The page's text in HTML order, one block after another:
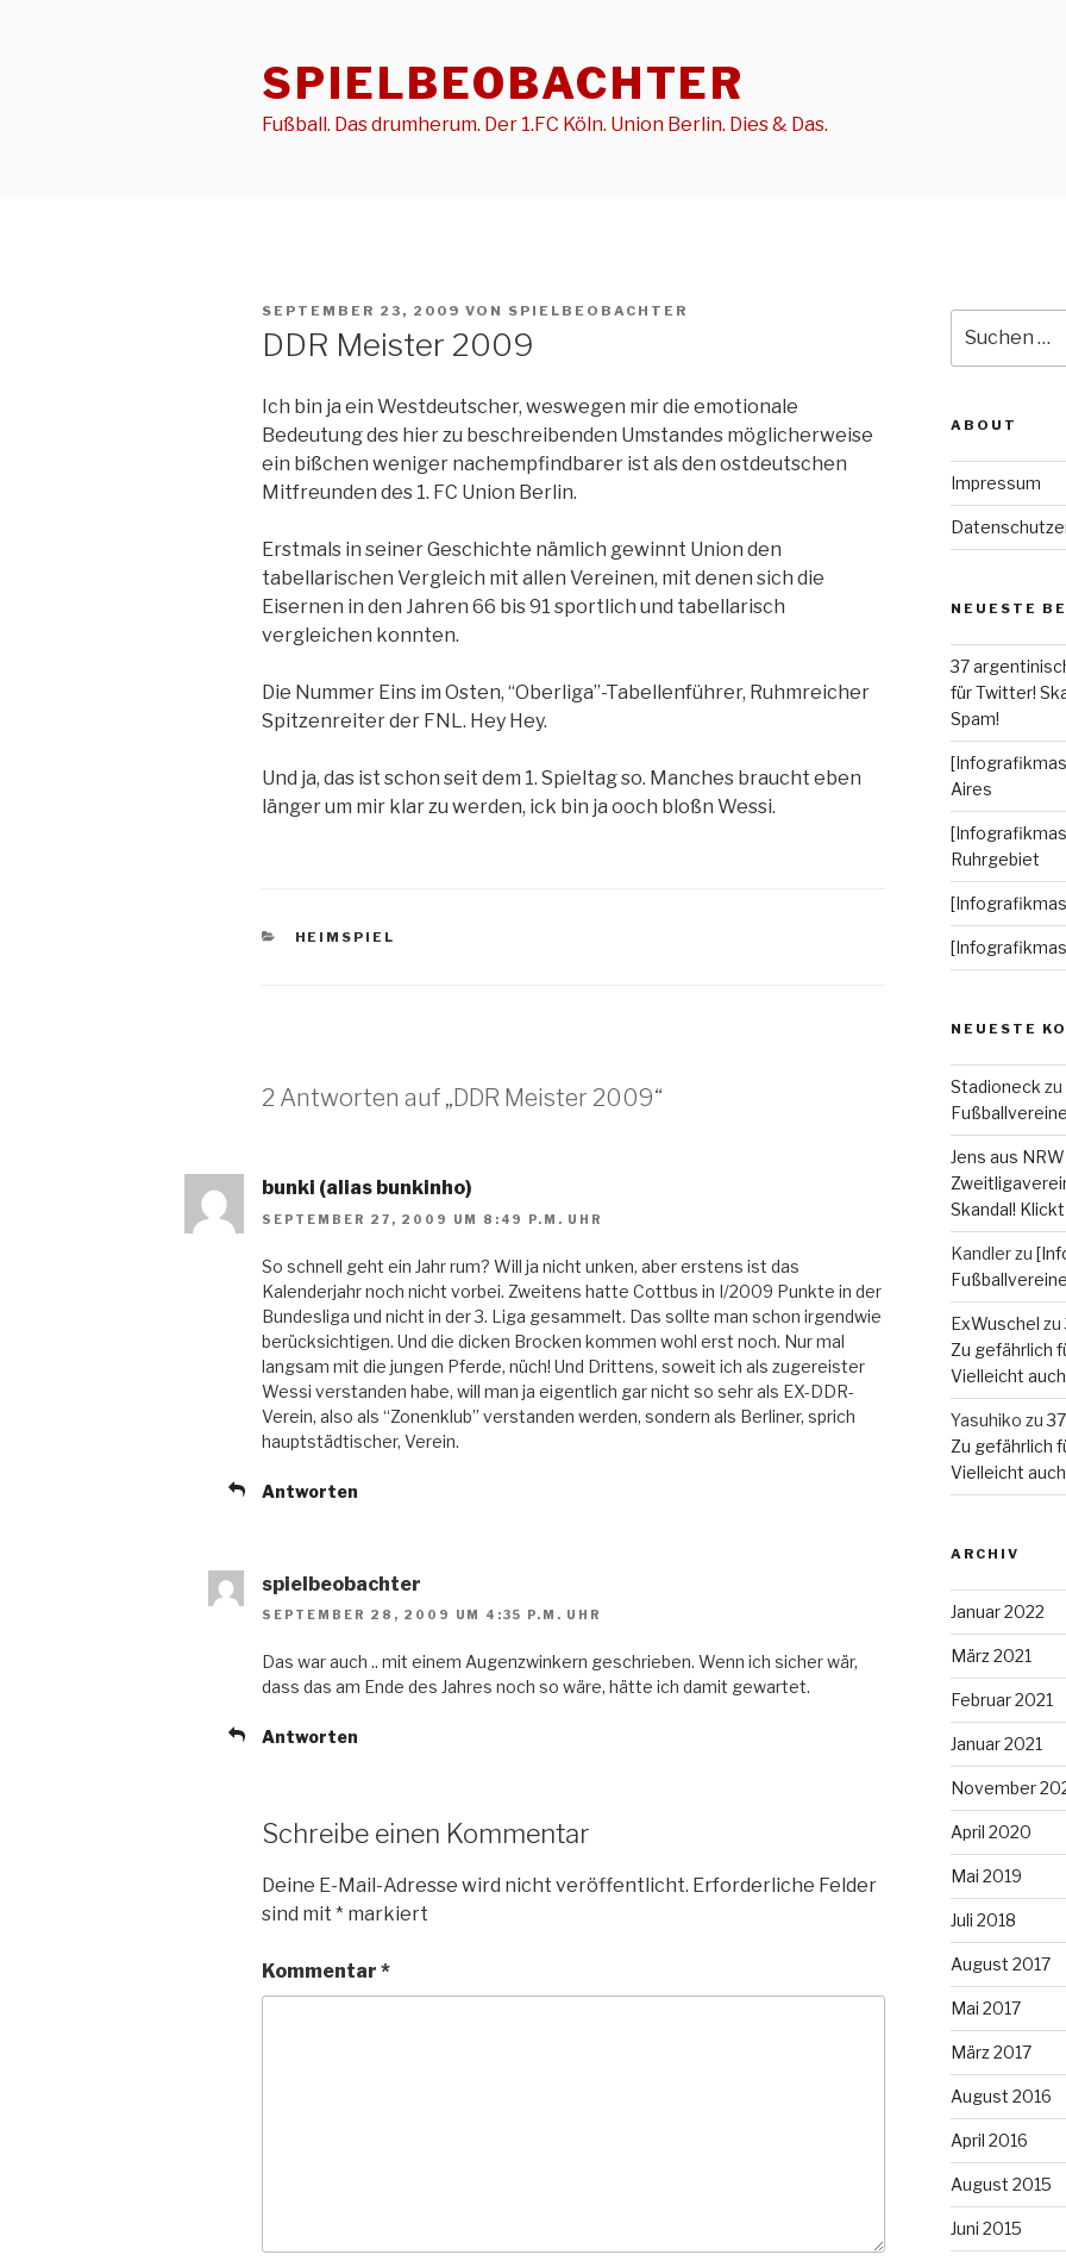
SPIELBEOBACHTER
Fußball. Das drumherum. Der 1.FC Köln. Union Berlin. Dies & Das.
VERÖFFENTLICHT
SEPTEMBER 23, 2009 VON SPIELBEOBACHTER
DDR Meister 2009
Ich bin ja ein Westdeutscher, weswegen mir die emotionale
Bedeutung des hier zu beschreibenden Umstandes möglicherweise
ein bißchen weniger nachempfindbarer ist als den ostdeutschen
Mitfreunden des 1. FC Union Berlin.
Erstmals in seiner Geschichte nämlich gewinnt Union den
tabellarischen Vergleich mit allen Vereinen, mit denen sich die
Eisernen in den Jahren 66 bis 91 sportlich und tabellarisch
vergleichen konnten.
Die Nummer Eins im Osten, “Oberliga”-Tabellenführer, Ruhmreicher
Spitzenreiter der FNL. Hey Hey.
Und ja, das ist schon seit dem 1. Spieltag so. Manches braucht eben
länger um mir klar zu werden, ick bin ja ooch bloßn Wessi.
KATEGORIEN
HEIMSPIEL
2 Antworten auf „DDR Meister 2009“
bunki (alias bunkinho)
SEPTEMBER 27, 2009 UM 8:49 P.M. UHR
So schnell geht ein Jahr rum? Will ja nicht unken, aber erstens ist das
Kalenderjahr noch nicht vorbei. Zweitens hatte Cottbus in I/2009 Punkte in der
Bundesliga und nicht in der 3. Liga gesammelt. Das sollte man schon irgendwie
berücksichtigen. Und die dicken Brocken kommen wohl erst noch. Nur mal
langsam mit die jungen Pferde, nüch! Und Drittens, soweit ich als zugereister
Wessi verstanden habe, will man ja eigentlich gar nicht so sehr als EX-DDR-
Verein, also als “Zonenklub” verstanden werden, sondern als Berliner, sprich
hauptstädtischer, Verein.
Antworten
spielbeobachter
SEPTEMBER 28, 2009 UM 4:35 P.M. UHR
Das war auch .. mit einem Augenzwinkern geschrieben. Wenn ich sicher wär,
dass das am Ende des Jahres noch so wäre, hätte ich damit gewartet.
Antworten
Schreibe einen Kommentar
Deine E-Mail-Adresse wird nicht veröffentlicht. Erforderliche Felder
sind mit * markiert
Kommentar *
nach:
ABOUT
Impressum
NEUESTE
37
für Twitter!
Spam!
Aires
Ruhrgebiet
NEUESTE
Stadioneck zu
Jens aus NRW
Skandal!
Kandlerzu
ExWuschel zu
Zu gefährlich
Vielleicht
Yasuhiko zu
Zu gefährlich
Vielleicht
ARCHIV
Januar 2022
März 2021
Februar 2021
Januar 2021
November
April 2020
Mai 2019
Juli 2018
August 2017
Mai 2017
März 2017
August 2016
April 2016
August 2015
Juni 2015